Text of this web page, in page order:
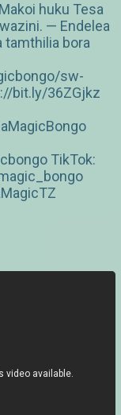
huku Tesa
— Endelea
tamthilia bora
sw-
bit.ly/36ZGjkz
TikTok: